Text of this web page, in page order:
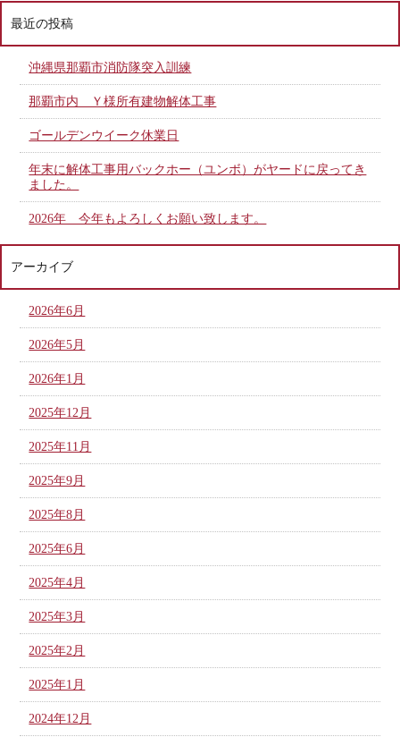
最近の投稿
沖縄県那覇市消防隊突入訓練
那覇市内 Ｙ様所有建物解体工事
ゴールデンウイーク休業日
年末に解体工事用バックホー（ユンボ）がヤードに戻ってき
ました。
2026年 今年もよろしくお願い致します。
アーカイブ
2026年6月
2026年5月
2026年1月
2025年12月
2025年11月
2025年9月
2025年8月
2025年6月
2025年4月
2025年3月
2025年2月
2025年1月
2024年12月